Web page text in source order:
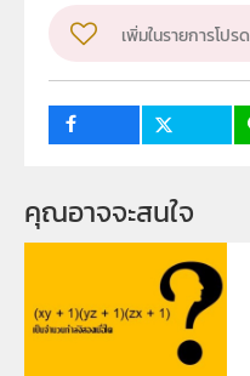
กลุ่มเป้าหมายเพิ่มในรายการโปรด
คุณอาจจะสนใจ